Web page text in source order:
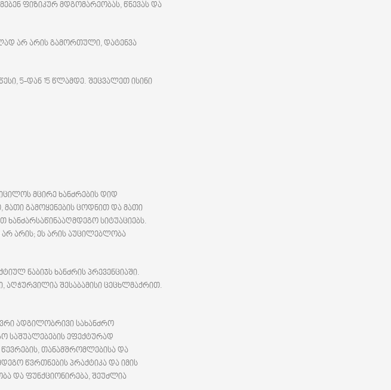
ფიზიკურ მდგომარეობას, წნევას და
არ არის გამორთული, დატენვა
5-დან 15 წლამდე. შეცვალეთ ისინი
მცირე ხანძრების დიდ
მათი გამოყენების ცოდნით და მათი
სიტუაციებს.
არის; ეს არის აუცილებლობა
ნაბიჯს ხანძრის პრევენციაში.
შესაბამისი ცეცხლმაქრით.
ადგილობრივი სახანძრო
საშუალებების ეფექტურად
თანამშრომლებისა და
წვრთნების პრაქტიკა და იმის
და ფუნქციონირება, შეუძლია